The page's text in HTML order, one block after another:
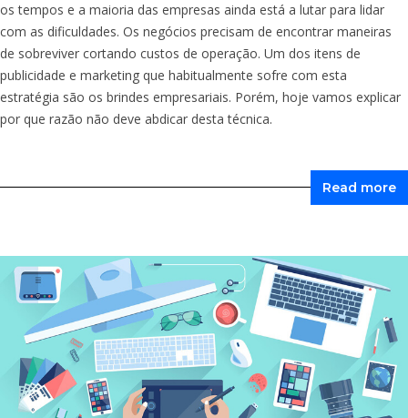
os tempos e a maioria das empresas ainda está a lutar para lidar
com as dificuldades. Os negócios precisam de encontrar maneiras
de sobreviver cortando custos de operação. Um dos itens de
publicidade e marketing que habitualmente sofre com esta
estratégia são os brindes empresariais. Porém, hoje vamos explicar
por que razão não deve abdicar desta técnica.
Read more